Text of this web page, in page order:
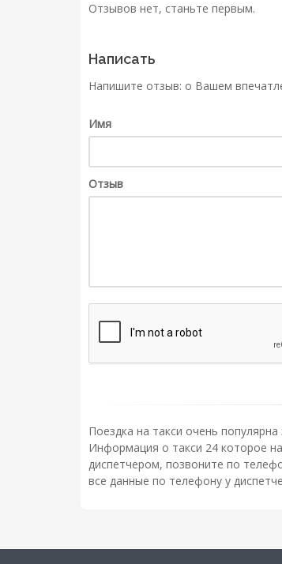
Отзывов нет, станьте первым.
Написать
Напишите отзыв: о Вашем
Имя
Отзыв
Поездка на такси очень
Информация о такси 24 которое
диспетчером, позвоните по
все данные по телефону у